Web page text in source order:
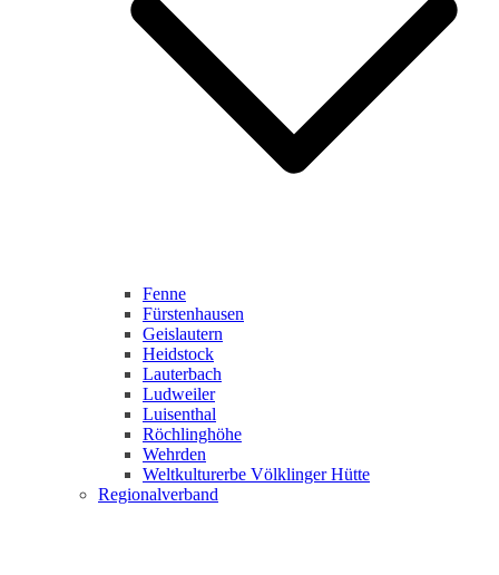
Fenne
Fürstenhausen
Geislautern
Heidstock
Lauterbach
Ludweiler
Luisenthal
Röchlinghöhe
Wehrden
Weltkulturerbe Völklinger Hütte
Regionalverband